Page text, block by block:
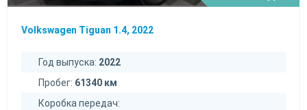
Volkswagen Tiguan 1.4, 2022
Год выпуска: 2022
Пробег: 61340 км
Коробка передач: